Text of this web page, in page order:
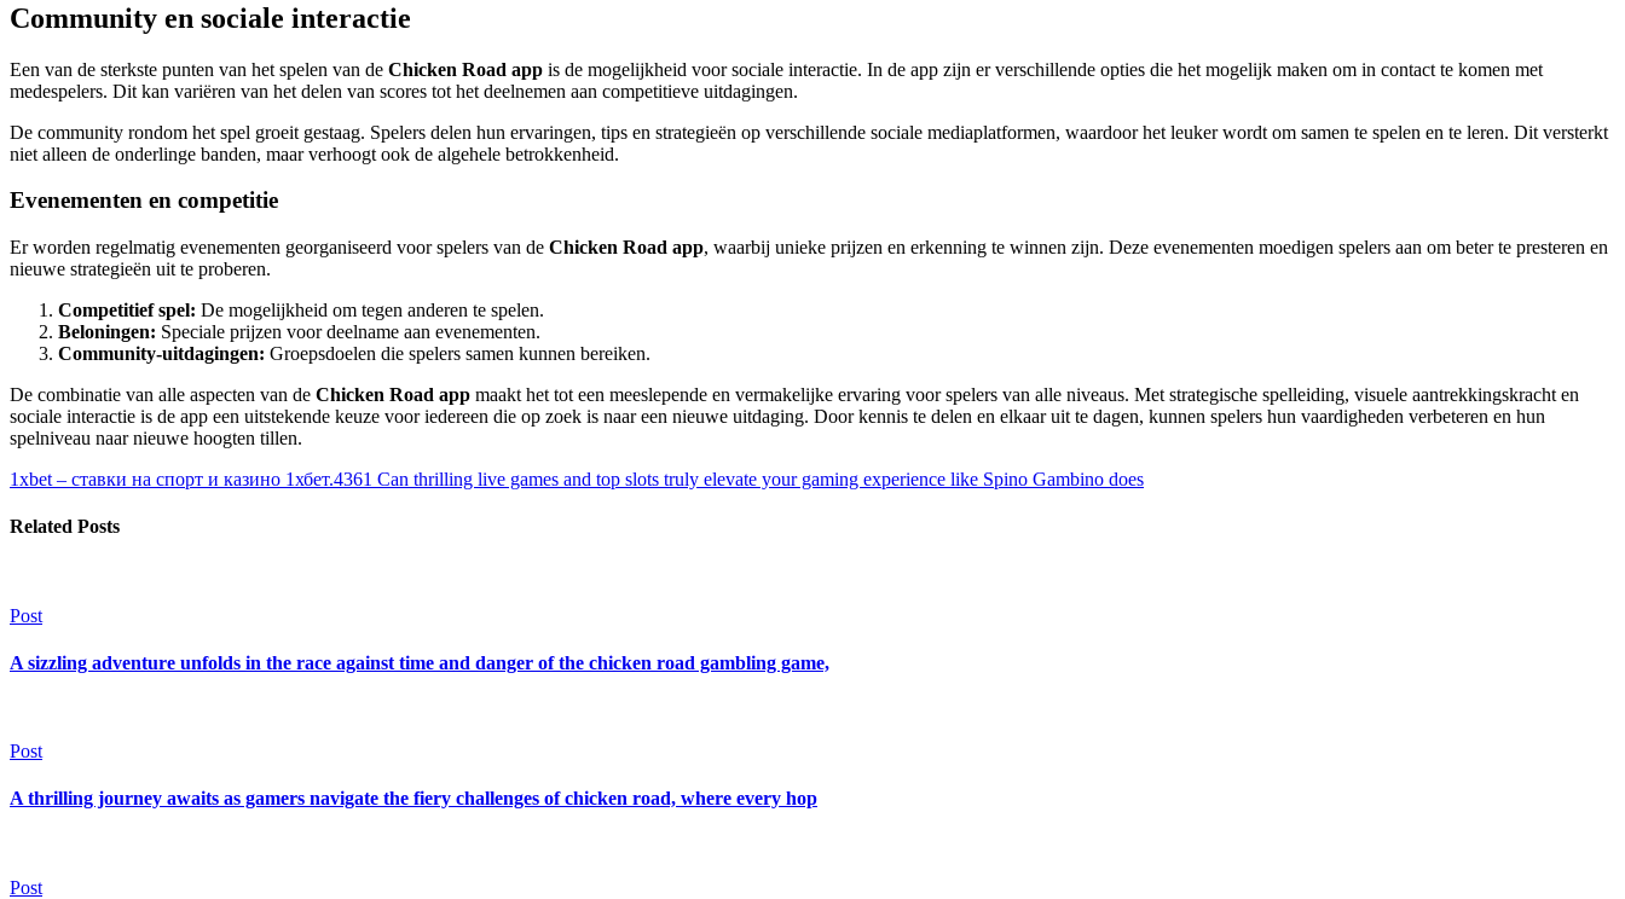
Community en sociale interactie
Een van de sterkste punten van het spelen van de Chicken Road app is de mogelijkheid voor sociale interactie. In de app zijn er verschillende opties die het mogelijk maken om in contact te komen met
medespelers. Dit kan variëren van het delen van scores tot het deelnemen aan competitieve uitdagingen.
De community rondom het spel groeit gestaag. Spelers delen hun ervaringen, tips en strategieën op verschillende sociale mediaplatformen, waardoor het leuker wordt om samen te spelen en te leren. Dit versterkt
niet alleen de onderlinge banden, maar verhoogt ook de algehele betrokkenheid.
Evenementen en competitie
Er worden regelmatig evenementen georganiseerd voor spelers van de Chicken Road app, waarbij unieke prijzen en erkenning te winnen zijn. Deze evenementen moedigen spelers aan om beter te presteren en
nieuwe strategieën uit te proberen.
Competitief spel: De mogelijkheid om tegen anderen te spelen.
Beloningen: Speciale prijzen voor deelname aan evenementen.
Community-uitdagingen: Groepsdoelen die spelers samen kunnen bereiken.
De combinatie van alle aspecten van de Chicken Road app maakt het tot een meeslepende en vermakelijke ervaring voor spelers van alle niveaus. Met strategische spelleiding, visuele aantrekkingskracht en
sociale interactie is de app een uitstekende keuze voor iedereen die op zoek is naar een nieuwe uitdaging. Door kennis te delen en elkaar uit te dagen, kunnen spelers hun vaardigheden verbeteren en hun
spelniveau naar nieuwe hoogten tillen.
1xbet – ставки на спорт и казино 1хбет.4361 Can thrilling live games and top slots truly elevate your gaming experience like Spino Gambino does
Related Posts
Post
A sizzling adventure unfolds in the race against time and danger of the chicken road gambling game,
Post
A thrilling journey awaits as gamers navigate the fiery challenges of chicken road, where every hop
Post